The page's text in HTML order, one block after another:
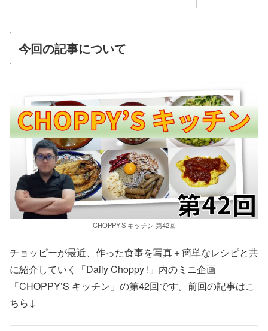
今回の記事について
CHOPPY’S キッチン 第42回
チョッピーが最近、作った食事を写真＋簡単なレシピと共
に紹介していく「Daily Choppy !」内のミニ企画
「CHOPPY’S キッチン」の第42回です。前回の記事はこ
ちら↓